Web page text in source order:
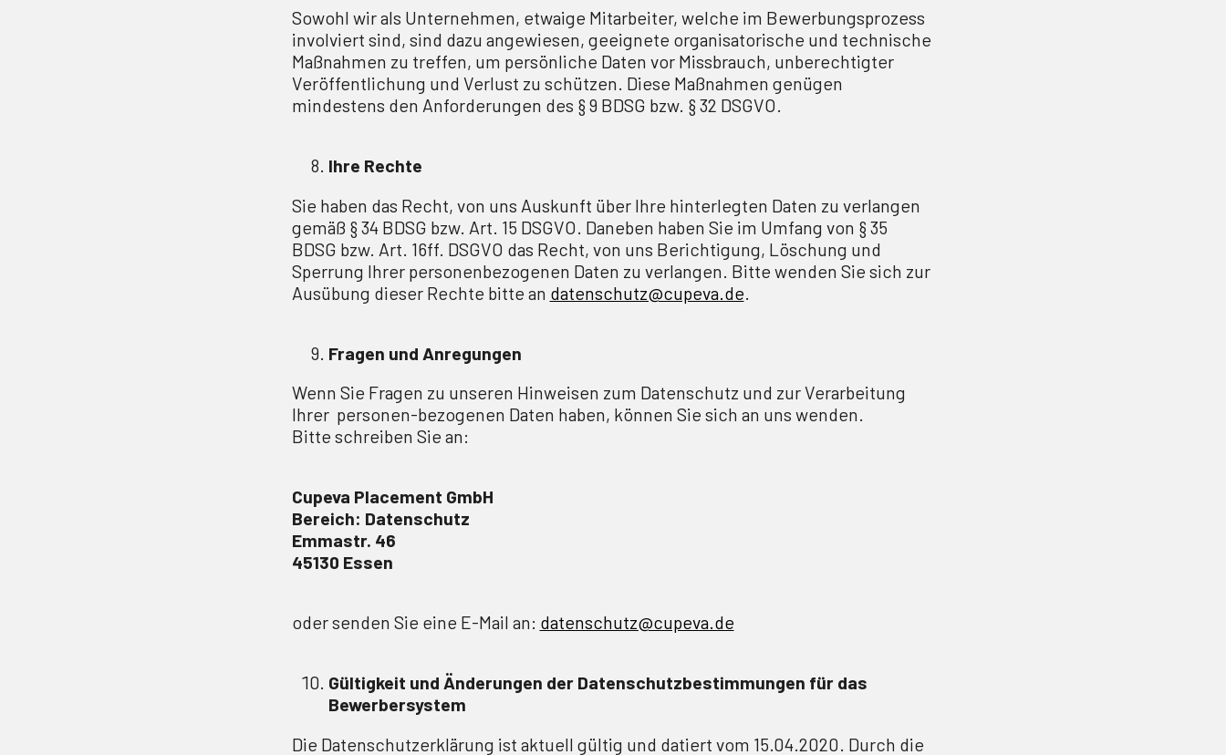
Sowohl wir als Unternehmen, etwaige Mitarbeiter, welche im Bewerbungsprozess
involviert sind, sind dazu angewiesen, geeignete organisatorische und technische
Maßnahmen zu treffen, um persönliche Daten vor Missbrauch, unberechtigter
Veröffentlichung und Verlust zu schützen. Diese Maßnahmen genügen
mindestens den Anforderungen des § 9 BDSG bzw. § 32 DSGVO.
Ihre Rechte
Sie haben das Recht, von uns Auskunft über Ihre hinterlegten Daten zu verlangen
gemäß § 34 BDSG bzw. Art. 15 DSGVO. Daneben haben Sie im Umfang von § 35
BDSG bzw. Art. 16ff. DSGVO das Recht, von uns Berichtigung, Löschung und
Sperrung Ihrer personenbezogenen Daten zu verlangen. Bitte wenden Sie sich zur
Ausübung dieser Rechte bitte an datenschutz@cupeva.de.
Fragen und Anregungen
Wenn Sie Fragen zu unseren Hinweisen zum Datenschutz und zur Verarbeitung
Ihrer personen-bezogenen Daten haben, können Sie sich an uns wenden.
Bitte schreiben Sie an:
Cupeva Placement GmbH
Bereich: Datenschutz
Emmastr. 46
45130 Essen
oder senden Sie eine E-Mail an: datenschutz@cupeva.de
Gültigkeit und Änderungen der Datenschutzbestimmungen für das
Bewerbersystem
Die Datenschutzerklärung ist aktuell gültig und datiert vom 15.04.2020. Durch die